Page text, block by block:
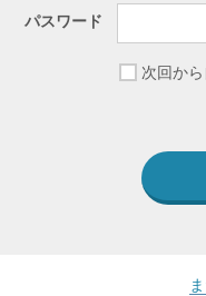
パスワード
次回か